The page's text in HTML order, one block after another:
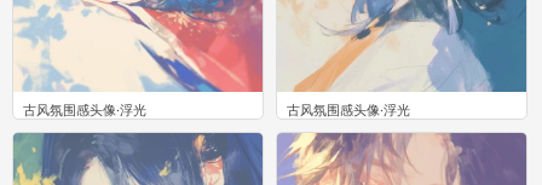
古风氛围感头像·浮光
0
古风氛围感头像·浮光
0